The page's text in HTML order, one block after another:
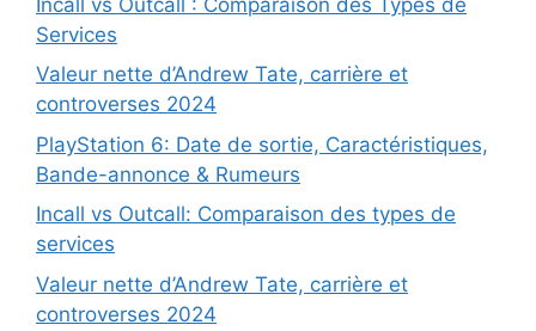
Services
Valeur nette d’Andrew Tate, carrière et
controverses 2024
PlayStation 6: Date de sortie, Caractéristiques,
Bande-annonce & Rumeurs
Incall vs Outcall: Comparaison des types de
services
Valeur nette d’Andrew Tate, carrière et
controverses 2024